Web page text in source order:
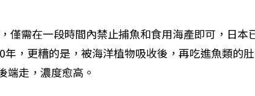
僅需在一段時間內禁止捕魚和食用海產即可，日本
，更糟的是，被海洋植物吸收後，再吃進魚類的
端走，濃度愈高。